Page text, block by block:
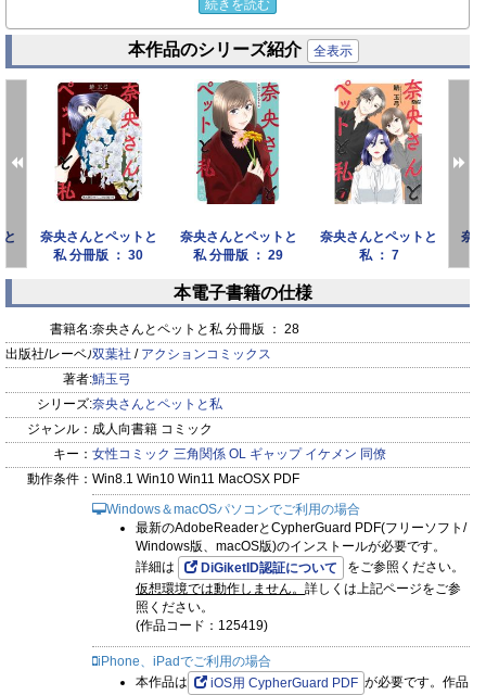
(28)だと知って驚く。会社で髪をひっつめ黒ブチ眼鏡をかけ無
表情に仕事をこなす奈央と、気さくでとても華がある美人の奈
央が同一人物には見えなかったからだ。
呑み仲間となった二人だが、昼と夜ではギャップがありすぎる
奈央にさやかはすっかりハマってしまう。その気持ちが友情以
上のものになってしまい戸惑うが…奈央も同じように想ってく
れていることを知り…晴れてふたりは付き合うことに!?
た“動物”は、どう見ても人間のオスの形をしていて!?
※ 毒りんごcomic ： 116 収録作品
続きを読む
本作品のシリーズ紹介 全表示
奈央さんとペットと
私 分冊版 ： 30
奈央さんとペットと
私 分冊版 ： 29
奈央さんとペットと
私 ： 7
奈
prev next
本電子書籍の仕様
書籍名:奈央さんとペットと私 分冊版 ： 28
出版社/レーベル:双葉社 / アクションコミックス
著者:鯖玉弓
シリーズ:奈央さんとペットと私
ジャンル： 成人向書籍 コミック
キー： 女性コミック 三角関係 OL ギャップ イケメン 同僚
動作条件： Win8.1 Win10 Win11 MacOSX PDF
Windows＆macOSパソコンでご利用の場合
最新のAdobeReaderとCypherGuard PDF(フリーソフト/
Windows版、macOS版)のインストールが必要です。
詳細は
DiGiketID認証について
をご参照ください。
仮想環境では動作しません。 詳しくは上記ページをご参
照ください。
(作品コード：125419)
iPhone、iPadでご利用の場合
本作品は
iOS用 CypherGuard PDF が必要です。作品